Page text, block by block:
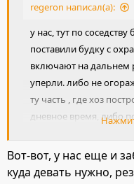
regeron написал(а):
у нас, тут по
поставили будку с
включают на дальнем
уперли. либо не
ту часть , где хоз
дневное время, либо
Вот-вот, у нас еще и
куда девать нужно,